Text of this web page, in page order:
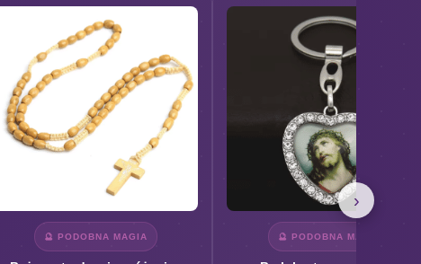
🔮 PODOBNA MAGIA 🔮 PODOBNA MAGIA
›